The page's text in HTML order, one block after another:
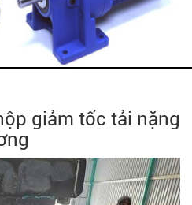
giảm tốc tải nặng